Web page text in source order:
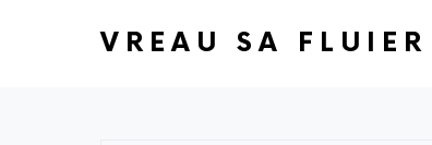
VREAU SA FLUIER